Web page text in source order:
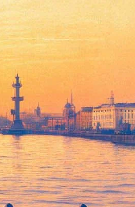
его заново,